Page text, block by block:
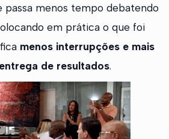
passa menos tempo debatendo
em prática o que foi
menos interrupções e mais
de resultados.